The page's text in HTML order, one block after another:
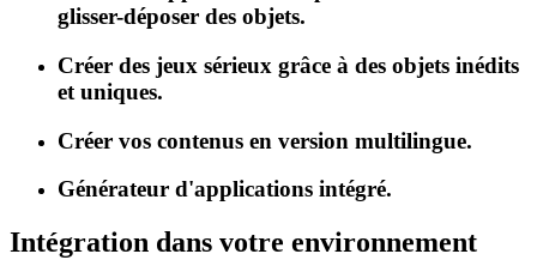
glisser-déposer des objets.
Créer des jeux sérieux grâce à des objets inédits
et uniques.
Créer vos contenus en version multilingue.
Générateur d'applications intégré.
Intégration dans votre environnement